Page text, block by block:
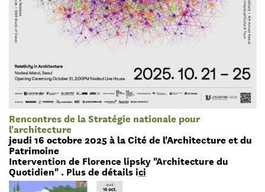
Rencontres de la Stratégie nationale pour
l'architecture
jeudi 16 octobre 2025 à la Cité de l'Architecture et du
Patrimoine
Intervention de Florence lipsky "Architecture du
Quotidien" . Plus de détails ici